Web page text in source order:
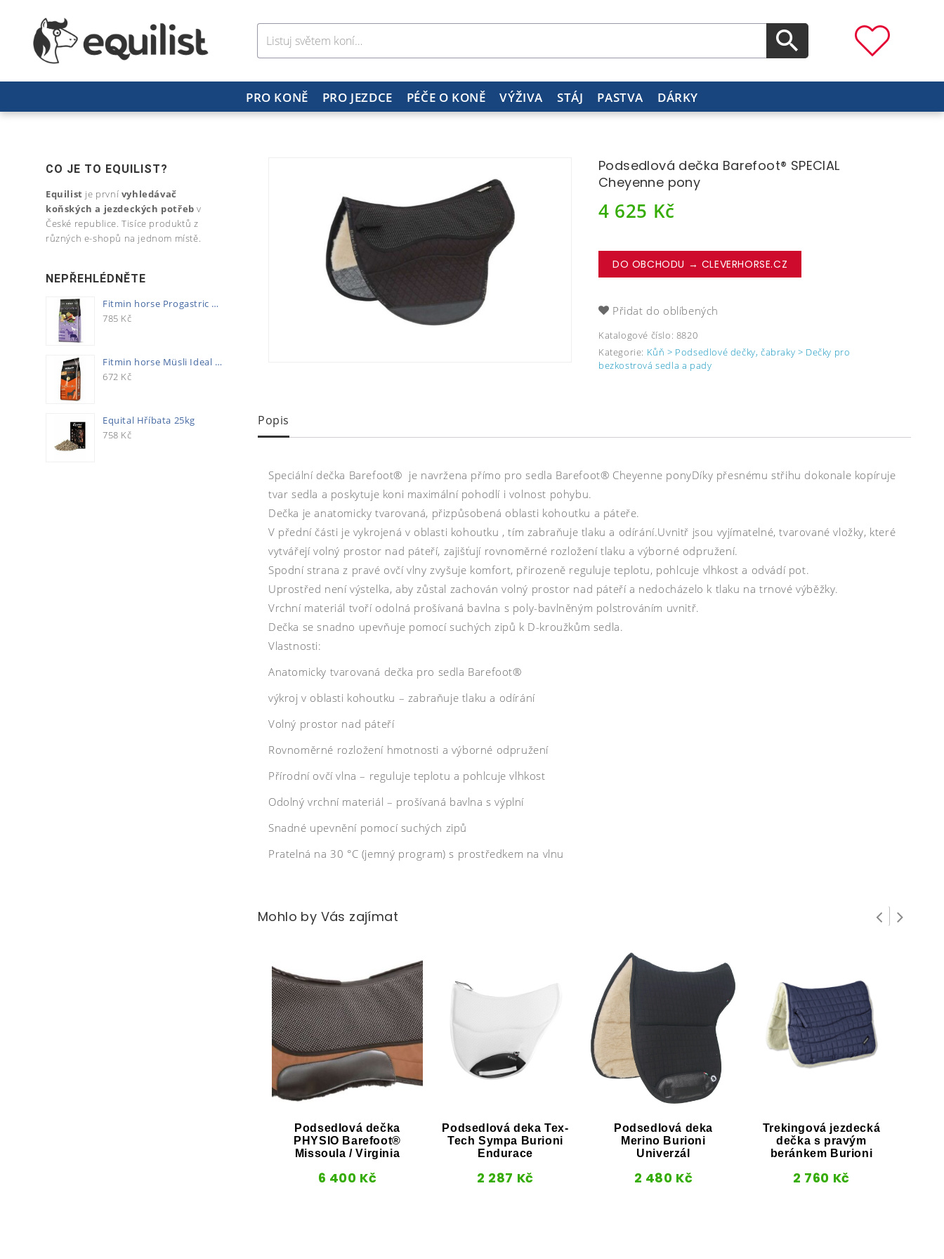
PRO KONĚ PRO JEZDCE PÉČE O KONĚ VÝŽIVA STÁJ PASTVA DÁRKY
Podsedlová dečka Barefoot® SPECIAL
Cheyenne pony
4 625 Kč
DO OBCHODU → CLEVERHORSE.CZ
Přidat do oblíbených
Katalogové číslo: 8820
Kategorie: Kůň > Podsedlové dečky, čabraky > Dečky pro
bezkostrová sedla a pady
Popis
Speciální dečka Barefoot® je navržena přímo pro sedla Barefoot® Cheyenne ponyDíky přesnému střihu dokonale kopíruje
tvar sedla a poskytuje koni maximální pohodlí i volnost pohybu.
Dečka je anatomicky tvarovaná, přizpůsobená oblasti kohoutku a páteře.
V přední části je vykrojená v oblasti kohoutku , tím zabraňuje tlaku a odírání.Uvnitř jsou vyjímatelné, tvarované vložky, které
vytvářejí volný prostor nad páteří, zajišťují rovnoměrné rozložení tlaku a výborné odpružení.
Spodní strana z pravé ovčí vlny zvyšuje komfort, přirozeně reguluje teplotu, pohlcuje vlhkost a odvádí pot.
Uprostřed není výstelka, aby zůstal zachován volný prostor nad páteří a nedocházelo k tlaku na trnové výběžky.
Vrchní materiál tvoří odolná prošívaná bavlna s poly-bavlněným polstrováním uvnitř.
Dečka se snadno upevňuje pomocí suchých zipů k D-kroužkům sedla.
Vlastnosti:
Anatomicky tvarovaná dečka pro sedla Barefoot®
výkroj v oblasti kohoutku – zabraňuje tlaku a odírání
Volný prostor nad páteří
Rovnoměrné rozložení hmotnosti a výborné odpružení
Přírodní ovčí vlna – reguluje teplotu a pohlcuje vlhkost
Odolný vrchní materiál – prošívaná bavlna s výplní
Snadné upevnění pomocí suchých zipů
Pratelná na 30 °C (jemný program) s prostředkem na vlnu
Mohlo by Vás zajímat
Podsedlová dečka
PHYSIO Barefoot®
Missoula / Virginia
6 400 Kč
Podsedlová deka Tex-
Tech Sympa Burioni
Endurace
2 287 Kč
Podsedlová deka
Merino Burioni
Univerzál
2 480 Kč
Trekingová jezdecká
dečka s pravým
beránkem Burioni
2 760 Kč
CO JE TO EQUILIST?
Equilist je první vyhledávač
koňských a jezdeckých potřeb v
České republice. Tisíce produktů z
různých e-shopů na jednom místě.
NEPŘEHLÉDNĚTE
Fitmin horse Progastric 20kg
785 Kč
Fitmin horse Müsli Ideal 20kg
672 Kč
Equital Hříbata 25kg
758 Kč